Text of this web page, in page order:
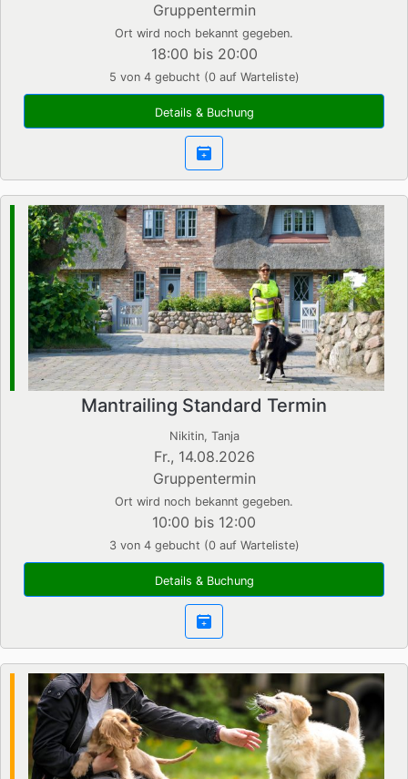
Gruppentermin
Ort wird noch bekannt gegeben.
18:00 bis 20:00
5 von 4 gebucht (0 auf Warteliste)
Details & Buchung
Mantrailing Standard Termin
Nikitin, Tanja
Fr., 14.08.2026
Gruppentermin
Ort wird noch bekannt gegeben.
10:00 bis 12:00
3 von 4 gebucht (0 auf Warteliste)
Details & Buchung